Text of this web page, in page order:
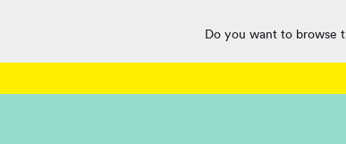
Do you want to browse